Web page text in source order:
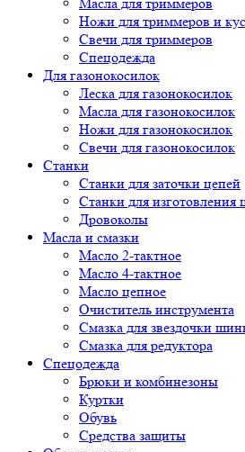
Ножи для триммеров и
Свечи для триммеров
Спецодежда
Для газонокосилок
Леска для газонокосилок
Масла для газонокосилок
Ножи для газонокосилок
Свечи для газонокосилок
Станки
Cтанки для заточки цепей
Станки для изготовления
Дровоколы
Масла и смазки
Масло 2-тактное
Масло 4-тактное
Масло цепное
Очиститель инструмента
Смазка для звездочки
Смазка для редуктора
Спецодежда
Брюки и комбинезоны
Куртки
Обувь
Средства защиты